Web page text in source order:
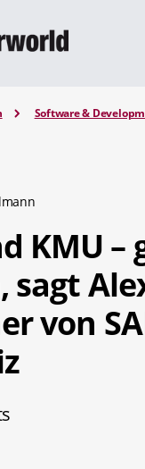
Software &
KMU –
sagt
von